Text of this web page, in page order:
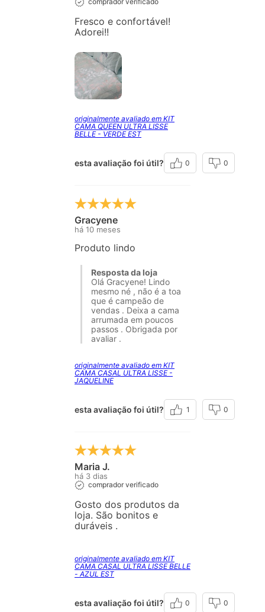
Fresco e confortável!
Adorei!!
originalmente avaliado em KIT
CAMA QUEEN ULTRA LISSE
BELLE - VERDE EST
esta avaliação foi útil? 0 0
Gracyene
há 10 meses
Produto lindo
Resposta da loja
Olá Gracyene! Lindo
mesmo né , não é a toa
que é campeão de
vendas . Deixa a cama
arrumada em poucos
passos . Obrigada por
avaliar .
originalmente avaliado em KIT
CAMA CASAL ULTRA LISSE -
JAQUELINE
esta avaliação foi útil? 1 0
Maria J.
há 3 dias
comprador verificado
Gosto dos produtos da
loja. São bonitos e
duráveis .
originalmente avaliado em KIT
CAMA CASAL ULTRA LISSE BELLE
- AZUL EST
esta avaliação foi útil? 0 0